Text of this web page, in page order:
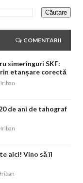
COMENTARII
simeringuri SKF:
etanșare corectă
de ani de tahograf
aici! Vino să îl